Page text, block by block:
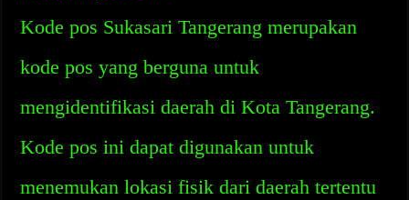
Kode pos Sukasari Tangerang merupakan
kode pos yang berguna untuk
mengidentifikasi daerah di Kota Tangerang.
Kode pos ini dapat digunakan untuk
menemukan lokasi fisik dari daerah tertentu